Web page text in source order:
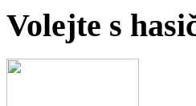
Volejte s